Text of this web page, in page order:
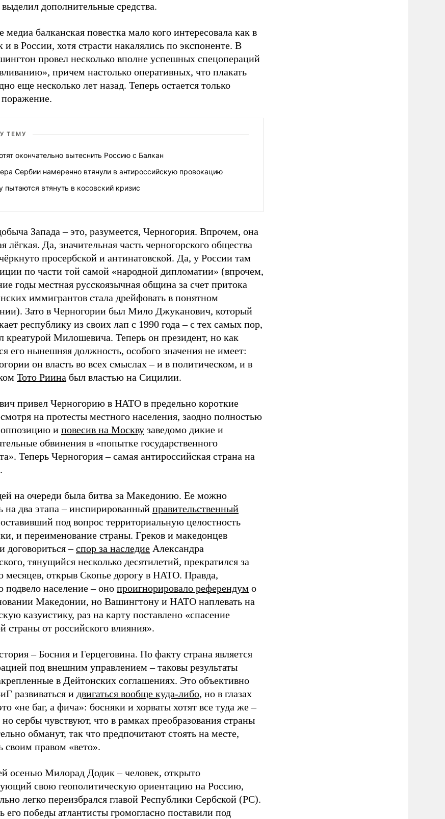
дополнительные средства.
медиа балканская повестка мало кого интересовала как в
в России, хотя страсти накалялись по экспоненте. В
провел несколько вполне успешных спецопераций
причем настолько оперативных, что плакать
еще несколько лет назад. Теперь остается только
поражение.
ТЕМУ
окончательно вытеснить Россию с Балкан
Сербии намеренно втянули в антироссийскую провокацию
пытаются втянуть в косовский кризис
Запада – это, разумеется, Черногория. Впрочем, она
лёгкая. Да, значительная часть черногорского общества
просербской и антинатовской. Да, у России там
по части той самой «народной дипломатии» (впрочем,
годы местная русскоязычная община за счет притока
иммигрантов стала дрейфовать в понятном
Зато в Черногории был Мило Джуканович, который
республику из своих лап с 1990 года – с тех самых пор,
креатурой Милошевича. Теперь он президент, но как
его нынешняя должность, особого значения не имеет:
он власть во всех смыслах – и в политическом, и в
Тото Риина был властью на Сицилии.
привел Черногорию в НАТО в предельно короткие
на протесты местного населения, заодно полностью
оппозицию и повесив на Москву заведомо дикие и
обвинения в «попытке государственного
Теперь Черногория – самая антироссийская страна на
на очереди была битва за Македонию. Ее можно
на два этапа – инспирированный правительственный
под вопрос территориальную целостность
и переименование страны. Греков и македонцев
договориться –спор за наследие Александра
тянущийся несколько десятилетий, прекратился за
месяцев, открыв Скопье дорогу в НАТО. Правда,
подвело население – оно проигнорировало референдум о
Македонии, но Вашингтону и НАТО наплевать на
казуистику, раз на карту поставлено «спасение
страны от российского влияния».
– Босния и Герцеговина. По факту страна является
под внешним управлением – таковы результаты
в Дейтонских соглашениях. Это объективно
развиваться и двигаться вообще куда-либо, но в глазах
«не баг, а фича»: босняки и хорваты хотят все туда же –
сербы чувствуют, что в рамках преобразования страны
обманут, так что предпочитают стоять на месте,
своим правом «вето».
осенью Милорад Додик – человек, открыто
свою геополитическую ориентацию на Россию,
легко переизбрался главой Республики Сербской (РС).
его победы атлантисты громогласно поставили под